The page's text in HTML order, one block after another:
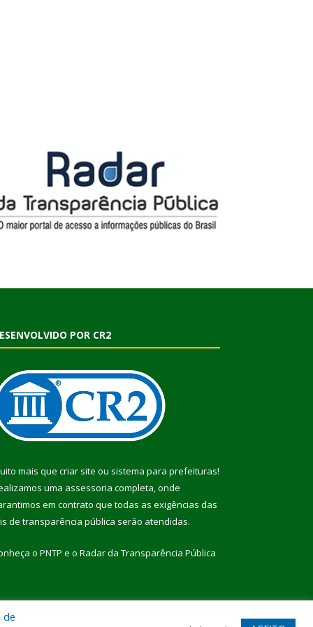
POR CR2
mais que criar site ou sistema para prefeituras!
uma assessoria completa, onde
em contrato que todas as exigências das
de transparência pública serão atendidas.
o PNTP e o Radar da Transparência Pública
de